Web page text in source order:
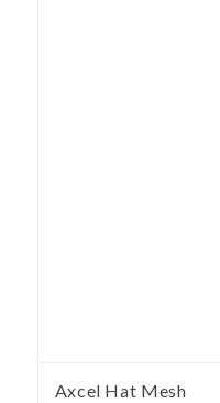
Axcel Hat Mesh